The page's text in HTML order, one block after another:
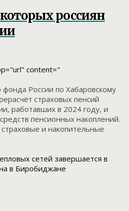
россиян
content="
России по Хабаровскому
страховых пенсий
работавших в 2024 году, и
пенсионных накоплений.
страховые и накопительные